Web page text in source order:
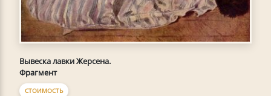
Вывеска лавки Жерсена.
Фрагмент
СТОИМОСТЬ